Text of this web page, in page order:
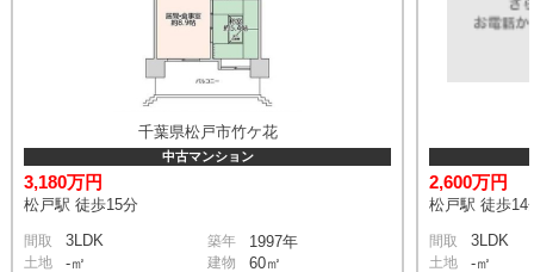
千葉県松戸市竹ケ花
中古マンション
3,180万円
松戸駅 徒歩15分
間取 3LDK 築年 1997年
土地 -㎡ 建物 60㎡
2,600万円
松戸駅 徒歩14
間取 3LDK
土地 -㎡